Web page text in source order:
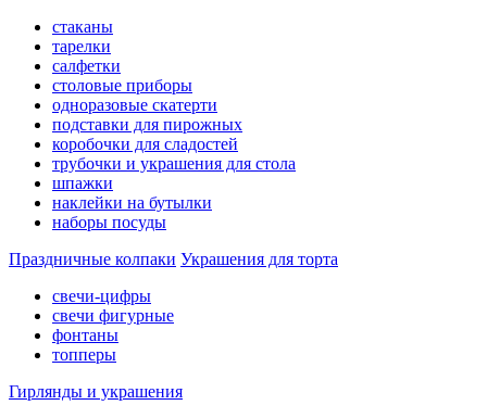
стаканы
тарелки
салфетки
столовые приборы
одноразовые скатерти
подставки для пирожных
коробочки для сладостей
трубочки и украшения для стола
шпажки
наклейки на бутылки
наборы посуды
Праздничные колпаки Украшения для торта
свечи-цифры
свечи фигурные
фонтаны
топперы
Гирлянды и украшения